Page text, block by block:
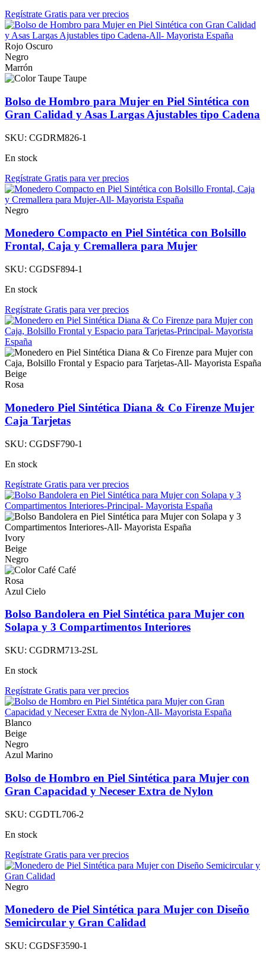
Regístrate Gratis para ver precios
Rojo Oscuro
Negro
Marrón
Taupe
Bolso de Hombro para Mujer en Piel Sintética con
Gran Calidad y Asas Largas Ajustables tipo Cadena
SKU: CGDRM826-1
En stock
Regístrate Gratis para ver precios
Negro
Monedero Compacto en Piel Sintética con Bolsillo
Frontal, Caja y Cremallera para Mujer
SKU: CGDSF894-1
En stock
Regístrate Gratis para ver precios
Beige
Rosa
Monedero Piel Sintética Diana & Co Firenze Mujer
Caja Tarjetas
SKU: CGDSF790-1
En stock
Regístrate Gratis para ver precios
Ivory
Beige
Negro
Café
Rosa
Azul Cielo
Bolso Bandolera en Piel Sintética para Mujer con
Solapa y 3 Compartimentos Interiores
SKU: CGDRM713-2SL
En stock
Regístrate Gratis para ver precios
Blanco
Beige
Negro
Azul Marino
Bolso de Hombro en Piel Sintética para Mujer con
Gran Capacidad y Neceser Extra de Nylon
SKU: CGDTL706-2
En stock
Regístrate Gratis para ver precios
Negro
Monedero de Piel Sintética para Mujer con Diseño
Semicircular y Gran Calidad
SKU: CGDSF3590-1